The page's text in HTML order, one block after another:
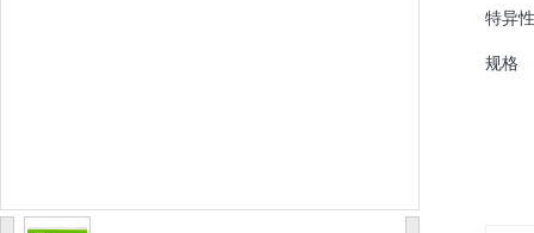
特异性
规格